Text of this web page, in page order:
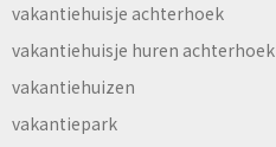
vakantiehuisje achterhoek
vakantiehuisje huren achterhoek
vakantiehuizen
vakantiepark